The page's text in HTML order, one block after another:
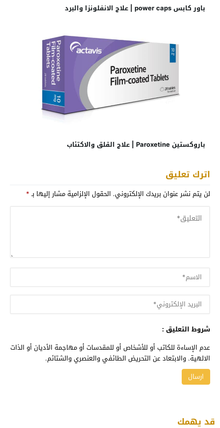
باور كابس power caps | علاج الانفلونزا والبرد
باروكستين Paroxetine | علاج القلق والاكتئاب
اترك تعليق
لن يتم نشر عنوان بريدك الإلكتروني. الحقول الإلزامية مشار إليها بـ*
شروط التعليق :
عدم الإساءة للكاتب أو للأشخاص أو للمقدسات أو مهاجمة الأديان أو الذات
الالهية. والابتعاد عن التحريض الطائفي والعنصري والشتائم.
قد يهمك